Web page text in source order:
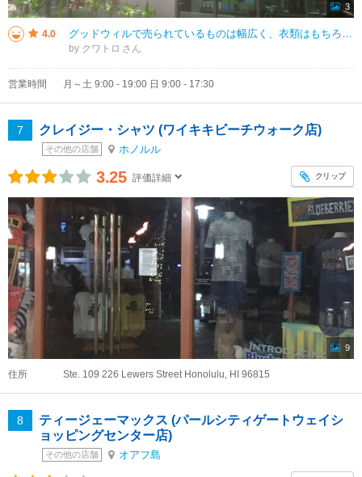
3
4.0
by クワトロ
営業時間 月～土 9:00 - 19:00 日 9:00 - 17:30
7 クレイジー・シャツ (ワイキキビーチウォーク店)
その他の店舗 ホノルル
3.25 評価詳細 クリップ
9
住所 Ste. 109 226 Lewers Street Honolulu, HI 96815
8
ティージェーマックス (パールシティゲートウェイシ
ョッピングセンター店)
その他の店舗 オアフ島